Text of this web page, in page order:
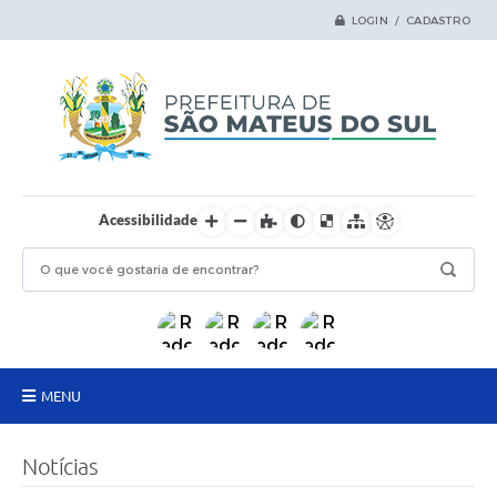
LOGIN / CADASTRO
Acessibilidade
MENU
Notícias